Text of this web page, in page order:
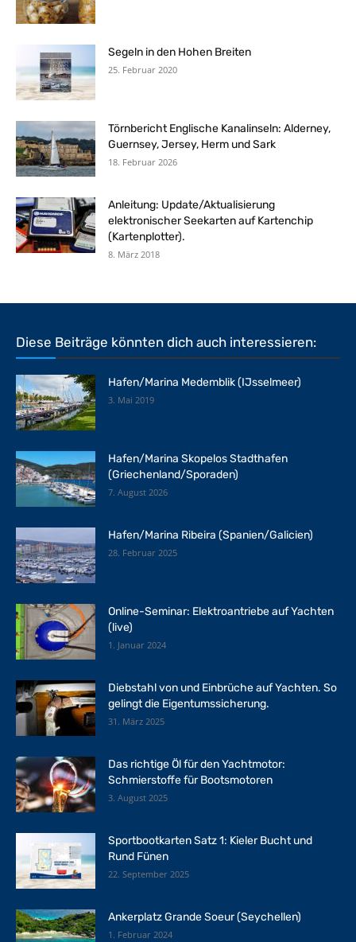
Segeln in den Hohen Breiten
25. Februar 2020
Törnbericht Englische Kanalinseln: Alderney,
Guernsey, Jersey, Herm und Sark
18. Februar 2026
Anleitung: Update/Aktualisierung
elektronischer Seekarten auf Kartenchip
(Kartenplotter).
8. März 2018
Diese Beiträge könnten dich auch interessieren:
Hafen/Marina Medemblik (IJsselmeer)
3. Mai 2019
Hafen/Marina Skopelos Stadthafen
(Griechenland/Sporaden)
7. August 2026
Hafen/Marina Ribeira (Spanien/Galicien)
28. Februar 2025
Online-Seminar: Elektroantriebe auf Yachten
(live)
1. Januar 2024
Diebstahl von und Einbrüche auf Yachten. So
gelingt die Eigentumssicherung.
31. März 2025
Das richtige Öl für den Yachtmotor:
Schmierstoffe für Bootsmotoren
3. August 2025
Sportbootkarten Satz 1: Kieler Bucht und
Rund Fünen
22. September 2025
Ankerplatz Grande Soeur (Seychellen)
1. Februar 2024